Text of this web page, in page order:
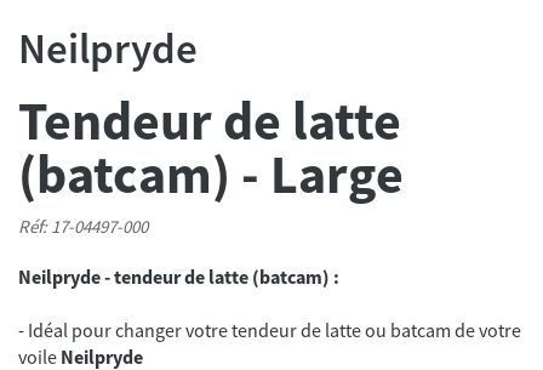
Neilpryde
Tendeur de latte
(batcam) - Large
Réf: 17-04497-000
Neilpryde - tendeur de latte (batcam) :
- Idéal pour changer votre tendeur de latte ou batcam de votre
voile Neilpryde